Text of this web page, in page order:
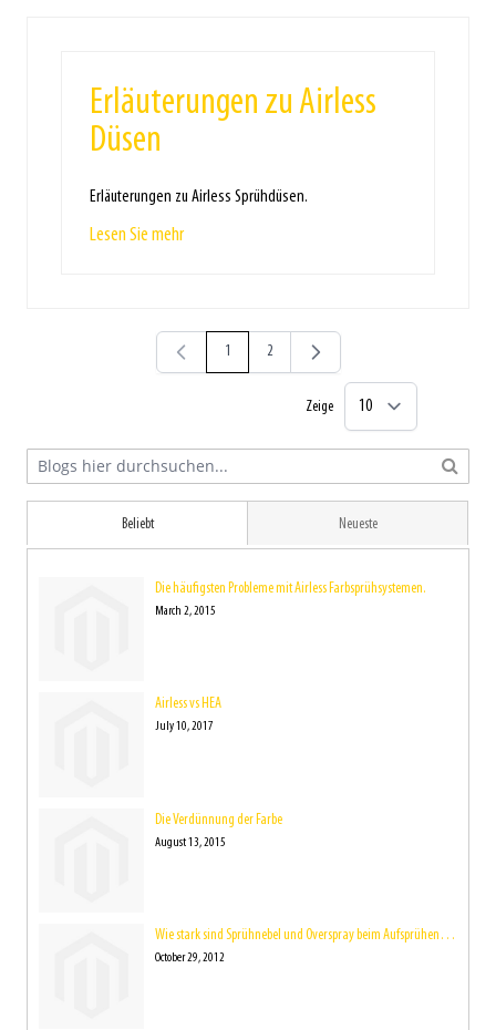
Beliebt
Die häufigsten Probleme mit Airless Farbsprühsystemen.
March 2, 2015
Airless vs HEA
July 10, 2017
Die Verdünnung der Farbe
August 13, 2015
Wie stark sind Sprühnebel und Overspray beim Aufsprühen der Farbe eigentlich?
October 29, 2012
Neueste
Erläuterungen zu Airless
Düsen
Erläuterungen zu Airless Sprühdüsen.
Lesen Sie mehr
Sie lesen gerade die Seite
1
Seite
2
Zeige